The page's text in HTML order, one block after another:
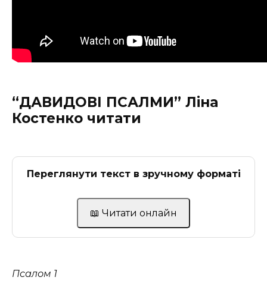
“ДАВИДОВІ ПСАЛМИ” Ліна
Костенко читати
Переглянути текст в зручному форматі
📖 Читати онлайн
Псалом 1